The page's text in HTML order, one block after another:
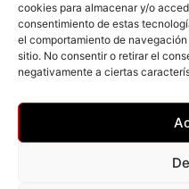
cookies para almacenar y/o
consentimiento de estas
el comportamiento de
sitio. No consentir o retirar el
negativamente a ciertas
Web desarrollada
Cofinanciado por los